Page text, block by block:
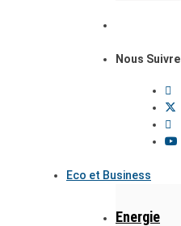
Nous Suivre
Eco et Business
Energie